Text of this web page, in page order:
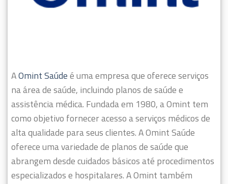
AOmint Saúdeé uma empresa que oferece serviços
na área de saúde, incluindo planos de saúde e
assistência médica. Fundada em 1980, a Omint tem
como objetivo fornecer acesso a serviços médicos de
alta qualidade para seus clientes.A Omint Saúde
oferece uma variedade de planos de saúde que
abrangem desde cuidados básicos até procedimentos
especializados e hospitalares. A Omint também